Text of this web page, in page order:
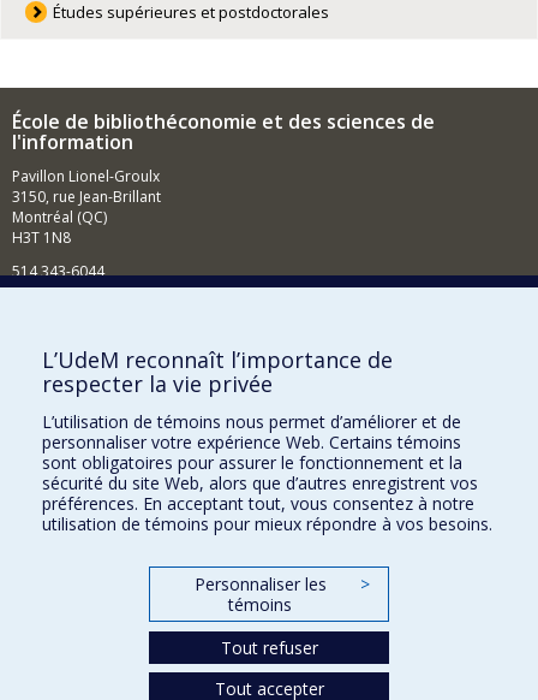
Études supérieures et postdoctorales
École de bibliothéconomie et des sciences de
l'information
Pavillon Lionel-Groulx
3150, rue Jean-Brillant
Montréal (QC)
H3T 1N8
514 343-6044
Comment soutenir l'École?
BESOIN D'AIDE?
Plan du site
Signaler une erreur
Accessibilité
FACULTÉ DES ARTS ET DES SCIENCES
Nos départements et écoles
L’UdeM reconnaît l’importance de
respecter la vie privée
L’utilisation de témoins nous permet d’améliorer et de
personnaliser votre expérience Web. Certains témoins
sont obligatoires pour assurer le fonctionnement et la
sécurité du site Web, alors que d’autres enregistrent vos
préférences. En acceptant tout, vous consentez à notre
utilisation de témoins pour mieux répondre à vos besoins.
Personnaliser les
témoins
>
Tout refuser
Tout accepter